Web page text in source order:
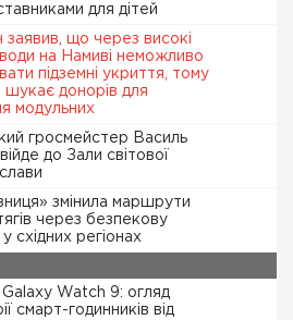
для дітей
заявив, що через високі
води на Намиві неможливо
підземні укриття, тому
шукає донорів для
модульних
гросмейстер Василь
до Зали світової
змінила маршрути
через безпекову
східних регіонах
Watch 9: огляд
смарт-годинників від